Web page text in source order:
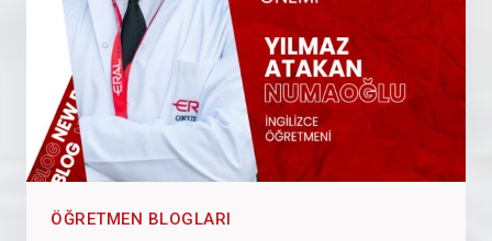
ÖĞRETMEN BLOGLARI